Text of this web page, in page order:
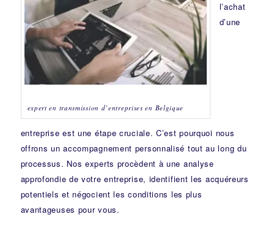
expert en transmission d’entreprises en Belgique
l’achat
d’une
entreprise est une étape cruciale. C’est pourquoi nous
offrons un accompagnement personnalisé tout au long du
processus. Nos experts procèdent à une analyse
approfondie de votre entreprise, identifient les acquéreurs
potentiels et négocient les conditions les plus
avantageuses pour vous.